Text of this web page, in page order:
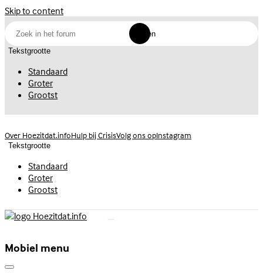
Skip to content
Zoeken
Tekstgrootte
Standaard
Groter
Grootst
Over Hoezitdat.infoHulp bij CrisisVolg ons opInstagram
Tekstgrootte
Standaard
Groter
Grootst
Mobiel menu